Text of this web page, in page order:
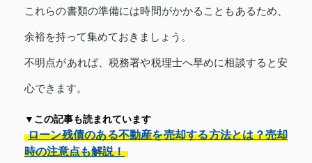
これらの書類の準備には時間がかかることもあるため、
余裕を持って集めておきましょう。
不明点があれば、税務署や税理士へ早めに相談すると安
心できます。
▼この記事も読まれています
ローン残債のある不動産を売却する方法とは？売却
時の注意点も解説！